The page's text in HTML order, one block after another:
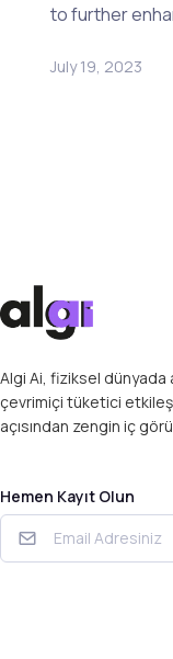
to further
July 19, 2023
Algi Ai, fiziksel
çevrimiçi tüketici
açısından zengin iç
Hemen Kayıt Olun